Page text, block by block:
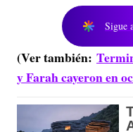
Sigue
(Ver también:
y Farah cayeron en